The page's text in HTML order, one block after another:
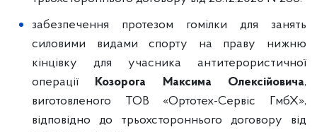
забезпечення протезом гомілки для занять
силовими видами спорту на праву нижню
кінцівку для учасника антитерористичної
операції Козорога Максима Олексійовича,
виготовленого ТОВ «Ортотех-Сервіс ГмбХ»,
відповідно до трьохстороннього договору від